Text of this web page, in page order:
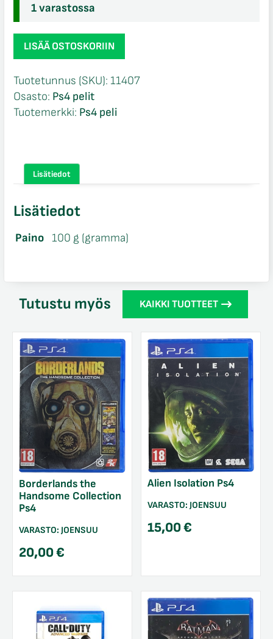
1 varastossa
RIGS
PSVR
määrä
LISÄÄ OSTOSKORIIN
Tuotetunnus (SKU): 11407
Osasto: Ps4 pelit
Tuotemerkki: Ps4 peli
Lisätiedot
Lisätiedot
Paino 100 g (gramma)
Tutustu myös KAIKKI TUOTTEET
Borderlands the
Handsome Collection
Ps4
VARASTO: JOENSUU
20,00€
Alien Isolation Ps4
VARASTO: JOENSUU
15,00€